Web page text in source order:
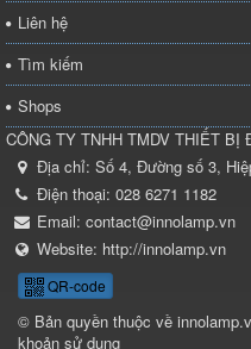
Liên hệ
Tìm kiếm
Shops
CÔNG TY TNHH TMDV THIẾT BỊ
Địa chỉ: Số 4, Đường số 3,
Điện thoại: 028 6271 1182
Email: contact@innolamp.vn
Website: http://innolamp.vn
QR-code
© Bản quyền thuộc về
khoản sử dụng